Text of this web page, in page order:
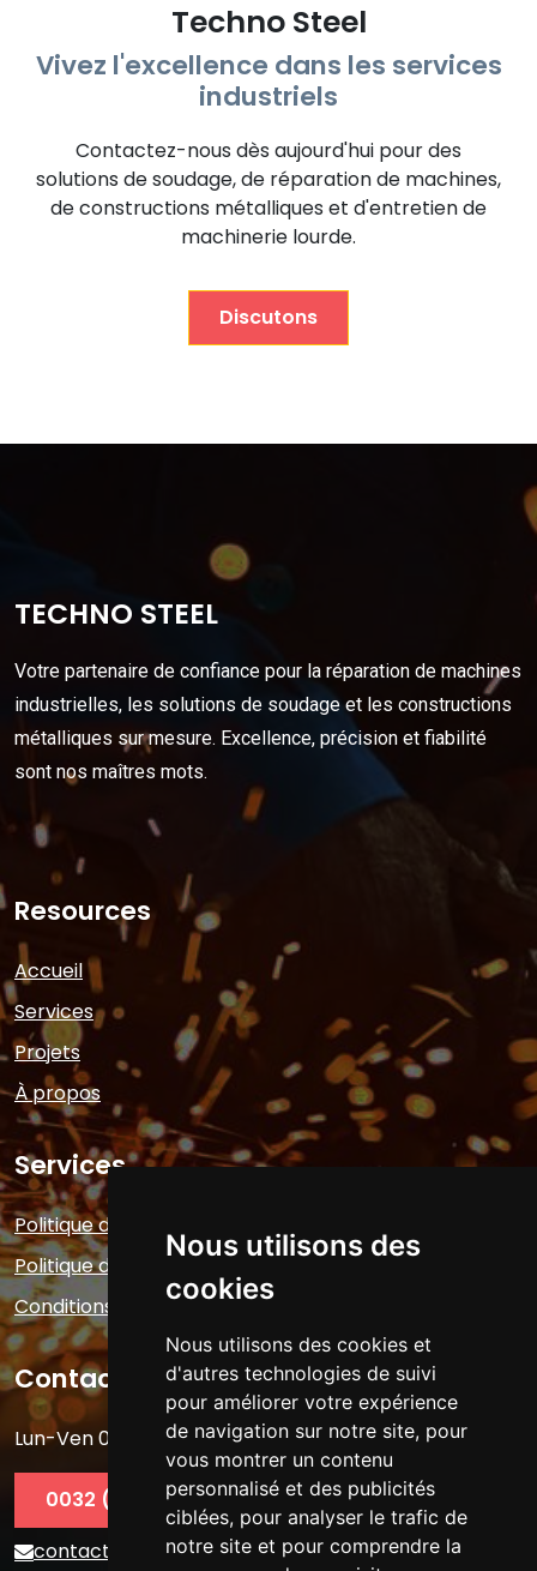
Nous utilisons des
cookies
Nous utilisons des cookies et
d'autres technologies de suivi
pour améliorer votre expérience
de navigation sur notre site, pour
vous montrer un contenu
personnalisé et des publicités
ciblées, pour analyser le trafic de
notre site et pour comprendre la
Techno Steel
Vivez l'excellence dans les services
industriels
Contactez-nous dès aujourd'hui pour des
solutions de soudage, de réparation de machines,
de constructions métalliques et d'entretien de
machinerie lourde.
Discutons
TECHNO STEEL
Votre partenaire de confiance pour la réparation de machines
industrielles, les solutions de soudage et les constructions
métalliques sur mesure. Excellence, précision et fiabilité
sont nos maîtres mots.
Resources
Accueil
Services
Projets
À propos
Services
Politique de confidentialité
Politique des cookies
Conditions générales
Contactez-nous
Lun-Ven 08:00 - 17:00
0032 (0) 489 97 19 74
contact@techno-steel.be